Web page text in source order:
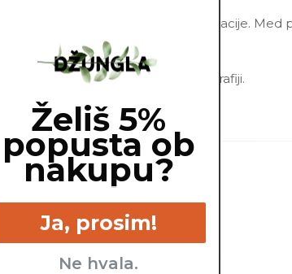
unikatna, so možne manjše variacije. Med
čim bolj podobne izdelku na fotografiji.
me
Veliko - posredna in
neposredna sončna
Želiš 5%
popusta ob
nakupu?
Ja, prosim!
Ne hvala.